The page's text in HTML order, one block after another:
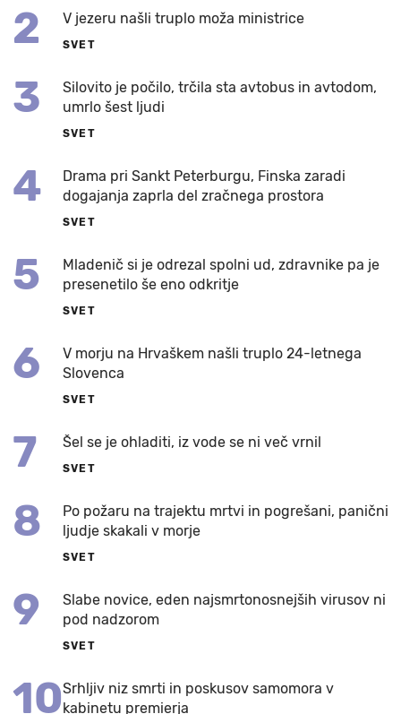
2 V jezeru našli truplo moža ministrice
SVET
3
Silovito je počilo, trčila sta avtobus in avtodom,
umrlo šest ljudi
SVET
4
Drama pri Sankt Peterburgu, Finska zaradi
dogajanja zaprla del zračnega prostora
SVET
5
Mladenič si je odrezal spolni ud, zdravnike pa je
presenetilo še eno odkritje
SVET
6
V morju na Hrvaškem našli truplo 24-letnega
Slovenca
SVET
7 Šel se je ohladiti, iz vode se ni več vrnil
SVET
8
Po požaru na trajektu mrtvi in pogrešani, panični
ljudje skakali v morje
SVET
9
Slabe novice, eden najsmrtonosnejših virusov ni
pod nadzorom
SVET
10Srhljiv niz smrti in poskusov samomora v
kabinetu premierja